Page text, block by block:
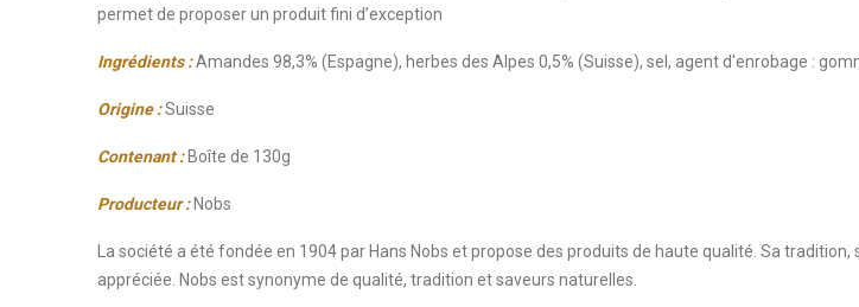
permet de proposer un produit fini d’exception
Ingrédients :Amandes 98,3% (Espagne), herbes des Alpes 0,5% (Suisse), sel, agent d'enrobage :
Origine :Suisse
Contenant :Boîte de 130g
Producteur : Nobs
La société a été fondée en 1904 par Hans Nobs et propose des produits de haute qualité. Sa
appréciée. Nobs est synonyme de qualité, tradition et saveurs naturelles.